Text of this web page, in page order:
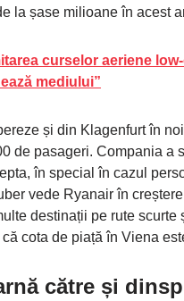
la șase milioane în acest
curselor aeriene
mediului”
și din Klagenfurt în
de pasageri. Compania a
în special în cazul
vede Ryanair în
destinații pe rute
cota de piață în Viena
către și